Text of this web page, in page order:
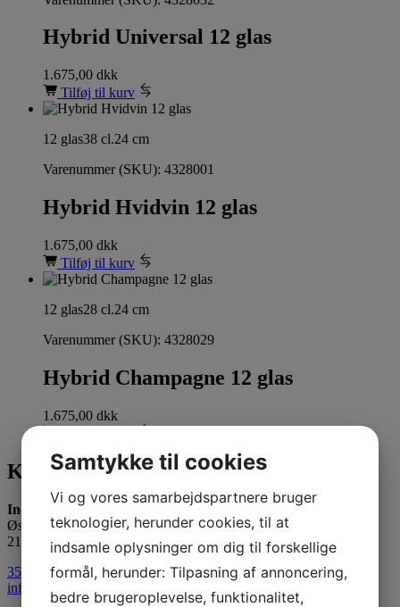
Hybrid Universal 12 glas
1.675,00 dkk
Tilføj til kurv
12 glas38 cl.24 cm
Varenummer (SKU): 4328001
Hybrid Hvidvin 12 glas
1.675,00 dkk
Tilføj til kurv
12 glas28 cl.24 cm
Varenummer (SKU): 4328029
Hybrid Champagne 12 glas
1.675,00 dkk
Kontakt os
Inducon Spiegelau A/S
Østbanegade 21
2100 København Ø
35 43 55 18
info@spiegelau.dk
Samtykke til cookies
Vi og vores samarbejdspartnere bruger
teknologier, herunder cookies, til at
indsamle oplysninger om dig til forskellige
formål, herunder: Tilpasning af annoncering,
bedre brugeroplevelse, funktionalitet,